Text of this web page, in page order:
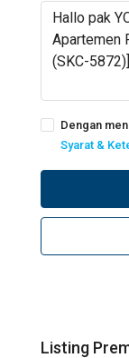
Dengan
Syarat &
Listing